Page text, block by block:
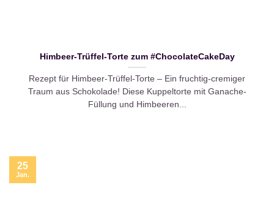
Himbeer-Trüffel-Torte zum #ChocolateCakeDay
Rezept für Himbeer-Trüffel-Torte – Ein fruchtig-cremiger
Traum aus Schokolade! Diese Kuppeltorte mit Ganache-
Füllung und Himbeeren...
25
Jan.